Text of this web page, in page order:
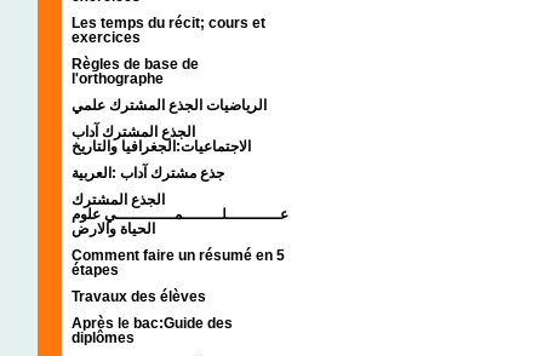
Les temps du récit; cours et
exercices
Règles de base de
l'orthographe
الرياضيات الجذع المشترك علمي
الجذع المشترك آداب
الاجتماعيات:الجغرافيا والتاريخ
جذع مشترك آداب :العربية
الجذع المشترك
عـــــــــــلــــــــمــــــــــــي علوم
الحياة والارض
Comment faire un résumé en 5
étapes
Travaux des élèves
Après le bac:Guide des
diplômes